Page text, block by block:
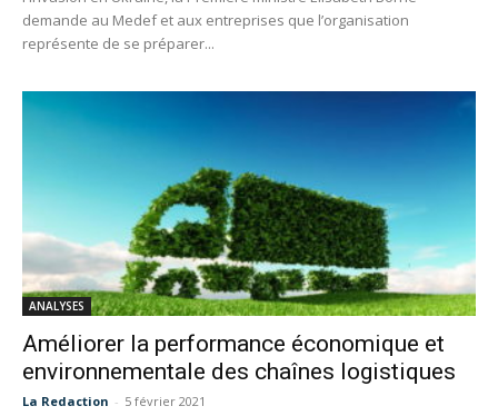
demande au Medef et aux entreprises que l’organisation
représente de se préparer...
ANALYSES
Améliorer la performance économique et
environnementale des chaînes logistiques
La Redaction - 5 février 2021